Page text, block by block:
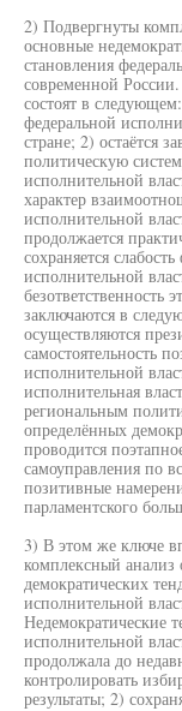
2) Подвергнуты
основные
становления
современной
состоят в
федеральной
стране; 2) остаётся
политическую
исполнительной
характер
исполнительной
продолжается
сохраняется
исполнительной
безответственность
заключаются в
осуществляются
самостоятельность
исполнительной
исполнительная
региональным
определённых
проводится
самоуправления по
позитивные
парламентского
3) В этом же ключе
комплексный анализ
демократических
исполнительной
Недемократические
исполнительной
продолжала до
контролировать
результаты; 2)